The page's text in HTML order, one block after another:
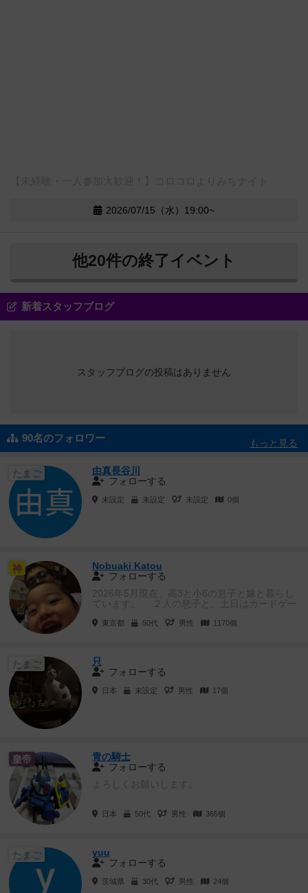
2026/07/15（水）19:00~
他20件の終了イベント
新着スタッフブログ
スタッフブログの投稿はありません
90名のフォロワー もっと見る
たまご
由真長谷川
フォローする
未設定 未設定 未設定 0個
神
Nobuaki Katou
フォローする
2026年5月現在、高3と小6の息子と嫁と暮らし
ています。 ２人の息子と、土日はカードゲー
東京都 50代 男性 1170個
たまご
只
フォローする
日本 未設定 男性 17個
皇帝
青の騎士
フォローする
よろしくお願いします。
日本 50代 男性 365個
たまご
yuu
フォローする
茨城県 30代 男性 24個